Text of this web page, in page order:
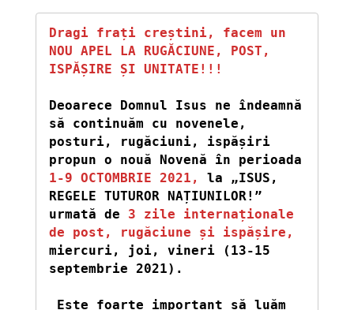
Dragi frați creștini, facem un
NOU APEL LA RUGĂCIUNE, POST,
ISPĂȘIRE ȘI UNITATE!!!
Deoarece Domnul Isus ne îndeamnă
să continuăm cu novenele,
posturi, rugăciuni, ispășiri
1-9 OCTOMBRIE 2021,
la „ISUS,
REGELE TUTUROR NAȚIUNILOR!”
urmată de 3 zile internaționale
de post, rugăciune și ispășire,
miercuri, joi, vineri (13-15
septembrie 2021).